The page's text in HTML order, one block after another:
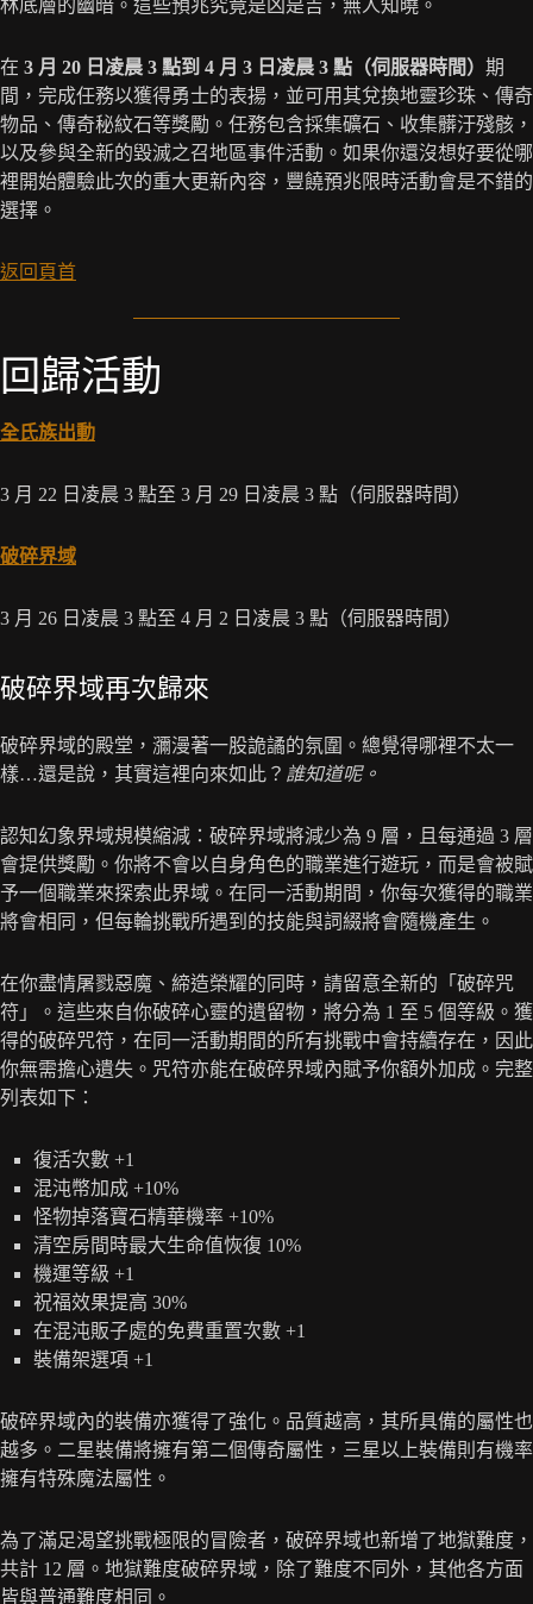
林底層的幽暗。這些預兆究竟是凶是吉，無人知曉。
在 3 月 20 日凌晨 3 點到 4 月 3 日凌晨 3 點（伺服器時間） 期
間，完成任務以獲得勇士的表揚，並可用其兌換地靈珍珠、傳奇
物品、傳奇秘紋石等獎勵。任務包含採集礦石、收集髒汙殘骸，
以及參與全新的毀滅之召地區事件活動。如果你還沒想好要從哪
裡開始體驗此次的重大更新內容，豐饒預兆限時活動會是不錯的
選擇。
返回頁首
回歸活動
全氏族出動
3 月 22 日凌晨 3 點至 3 月 29 日凌晨 3 點（伺服器時間）
破碎界域
3 月 26 日凌晨 3 點至 4 月 2 日凌晨 3 點（伺服器時間）
破碎界域再次歸來
破碎界域的殿堂，瀰漫著一股詭譎的氛圍。總覺得哪裡不太一
樣…還是說，其實這裡向來如此？ 誰知道呢。
認知幻象界域規模縮減：破碎界域將減少為 9 層，且每通過 3 層
會提供獎勵。你將不會以自身角色的職業進行遊玩，而是會被賦
予一個職業來探索此界域。在同一活動期間，你每次獲得的職業
將會相同，但每輪挑戰所遇到的技能與詞綴將會隨機產生。
在你盡情屠戮惡魔、締造榮耀的同時，請留意全新的「破碎咒
符」。這些來自你破碎心靈的遺留物，將分為 1 至 5 個等級。獲
得的破碎咒符，在同一活動期間的所有挑戰中會持續存在，因此
你無需擔心遺失。咒符亦能在破碎界域內賦予你額外加成。完整
列表如下：
復活次數 +1
混沌幣加成 +10%
怪物掉落寶石精華機率 +10%
清空房間時最大生命值恢復 10%
機運等級 +1
祝福效果提高 30%
在混沌販子處的免費重置次數 +1
裝備架選項 +1
破碎界域內的裝備亦獲得了強化。品質越高，其所具備的屬性也
越多。二星裝備將擁有第二個傳奇屬性，三星以上裝備則有機率
擁有特殊魔法屬性。
為了滿足渴望挑戰極限的冒險者，破碎界域也新增了地獄難度，
共計 12 層。地獄難度破碎界域，除了難度不同外，其他各方面
皆與普通難度相同。